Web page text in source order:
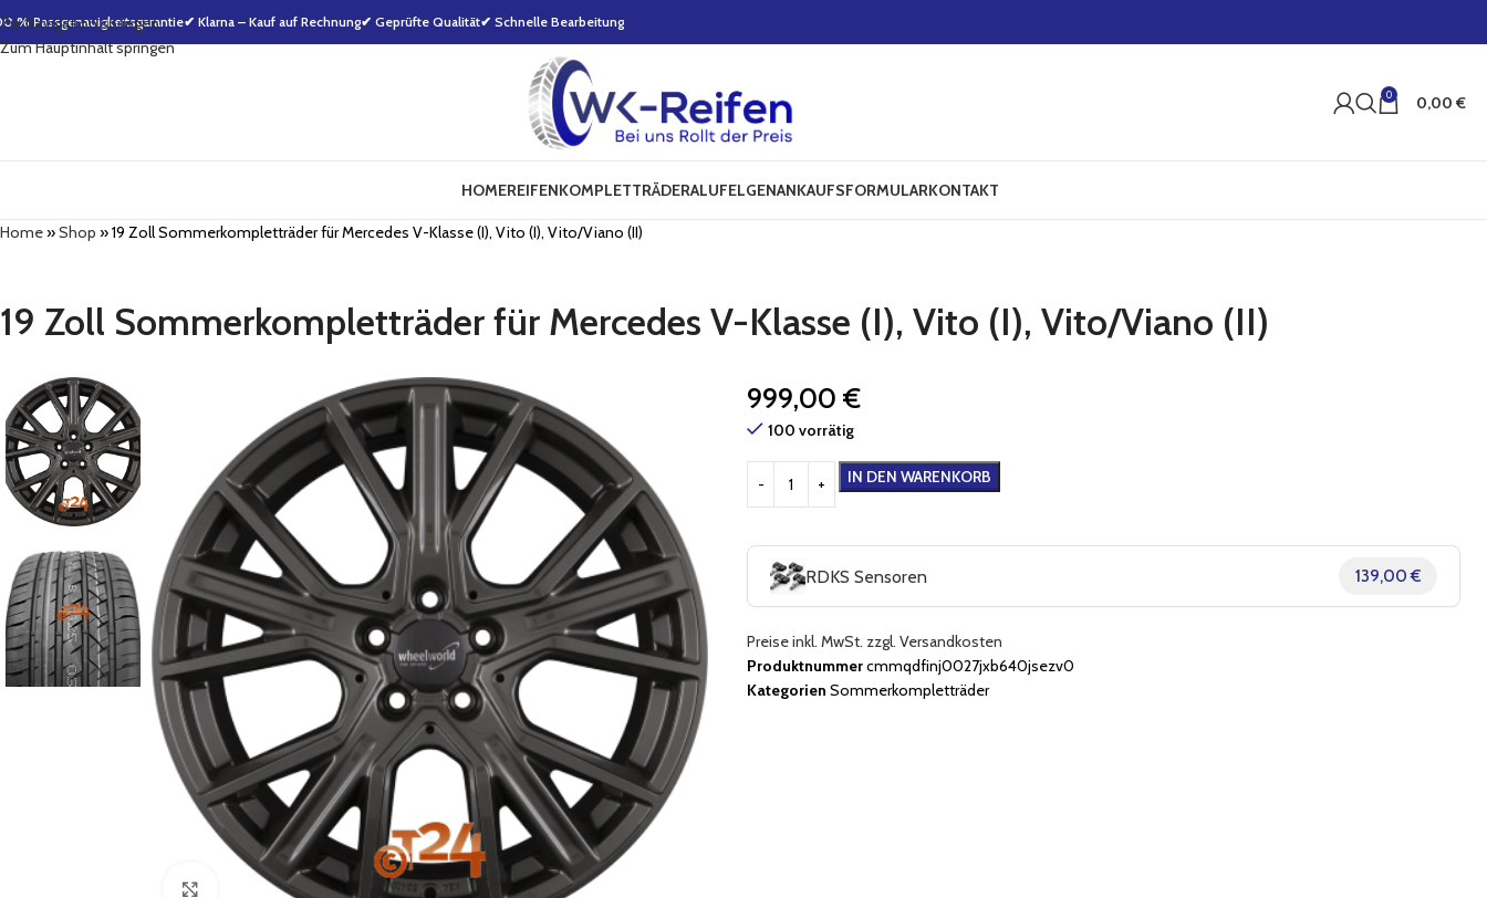
Zur Navigation springen
Zum Hauptinhalt springen
% Passgenauigkeitsgarantie✔ Klarna – Kauf auf Rechnung✔ Geprüfte Qualität✔ Schnelle Bearbeitung
0 0,00 €
HOMEREIFENKOMPLETTRÄDERALUFELGENANKAUFSFORMULARKONTAKT
Home»Shop »19 Zoll Sommerkompletträder für Mercedes V-Klasse (I), Vito (I), Vito/Viano (II)
19 Zoll Sommerkompletträder für Mercedes V-Klasse (I), Vito (I), Vito/Viano (II)
Zum Vergrößern klicken
999,00 €
100 vorrätig
IN DEN WARENKORB
RDKS Sensoren 139,00 €
Preise inkl. MwSt. zzgl. Versandkosten
Produktnummercmmqdfinj0027jxb640jsezv0
Kategorien Sommerkompletträder